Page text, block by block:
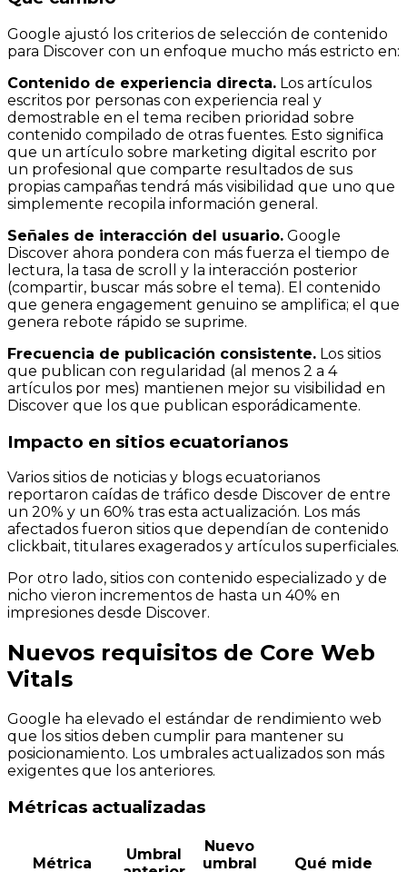
Google ajustó los criterios de selección de contenido
para Discover con un enfoque mucho más estricto en:
Contenido de experiencia directa. Los artículos
escritos por personas con experiencia real y
demostrable en el tema reciben prioridad sobre
contenido compilado de otras fuentes. Esto significa
que un artículo sobre marketing digital escrito por
un profesional que comparte resultados de sus
propias campañas tendrá más visibilidad que uno que
simplemente recopila información general.
Señales de interacción del usuario. Google
Discover ahora pondera con más fuerza el tiempo de
lectura, la tasa de scroll y la interacción posterior
(compartir, buscar más sobre el tema). El contenido
que genera engagement genuino se amplifica; el que
genera rebote rápido se suprime.
Frecuencia de publicación consistente. Los sitios
que publican con regularidad (al menos 2 a 4
artículos por mes) mantienen mejor su visibilidad en
Discover que los que publican esporádicamente.
Impacto en sitios ecuatorianos
Varios sitios de noticias y blogs ecuatorianos
reportaron caídas de tráfico desde Discover de entre
un 20% y un 60% tras esta actualización. Los más
afectados fueron sitios que dependían de contenido
clickbait, titulares exagerados y artículos superficiales.
Por otro lado, sitios con contenido especializado y de
nicho vieron incrementos de hasta un 40% en
impresiones desde Discover.
Nuevos requisitos de Core Web
Vitals
Google ha elevado el estándar de rendimiento web
que los sitios deben cumplir para mantener su
posicionamiento. Los umbrales actualizados son más
exigentes que los anteriores.
Métricas actualizadas
Métrica
Umbral
Nuevo
umbral
Qué mide